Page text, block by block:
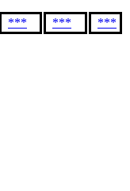
*** ***
***